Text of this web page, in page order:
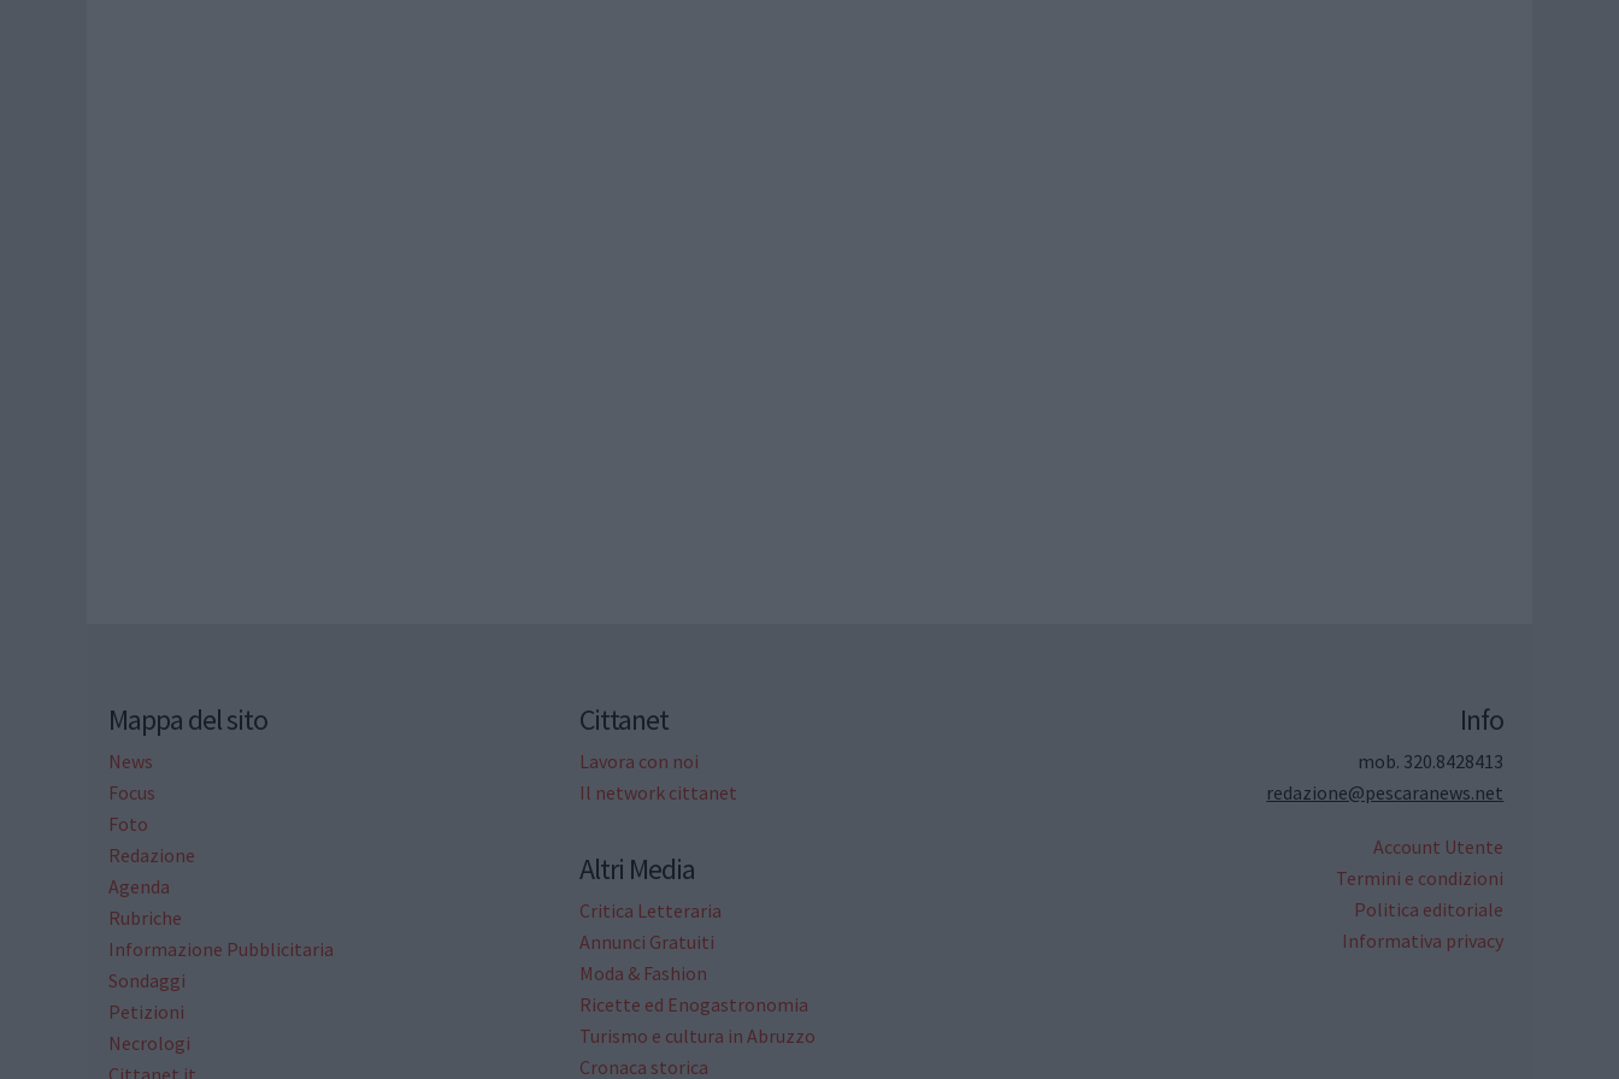
Mappa del sito
News
Focus
Foto
Redazione
Agenda
Rubriche
Informazione Pubblicitaria
Sondaggi
Petizioni
Necrologi
Cittanet.it
Cittanet
Lavora con noi
Il network cittanet
Altri Media
Critica Letteraria
Annunci Gratuiti
Moda & Fashion
Ricette ed Enogastronomia
Turismo e cultura in Abruzzo
Cronaca storica
Info
mob. 320.8428413
redazione@pescaranews.net
Account Utente
Termini e condizioni
Politica editoriale
Informativa privacy